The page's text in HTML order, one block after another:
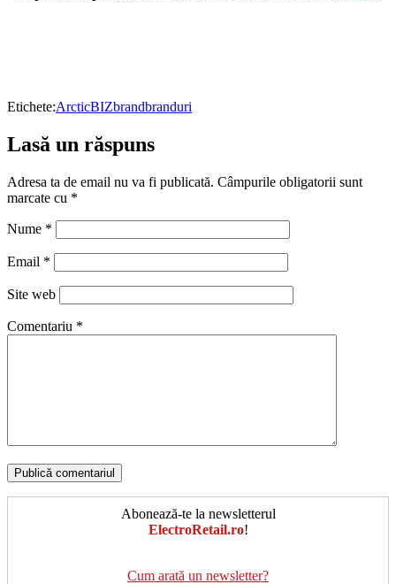
Etichete:ArcticBIZbrandbranduri
Lasă un răspuns
Adresa ta de email nu va fi publicată. Câmpurile obligatorii sunt
marcate cu *
Nume *
Email *
Site web
Comentariu *
Abonează-te la newsletterul
ElectroRetail.ro!
Cum arată un newsletter?